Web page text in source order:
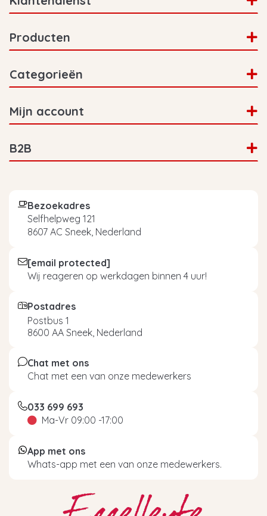
Producten
Categorieën
Mijn account
B2B
Bezoekadres
Selfhelpweg 121
8607 AC Sneek, Nederland
[email protected]
Wij reageren op werkdagen binnen 4 uur!
Postadres
Postbus 1
8600 AA Sneek, Nederland
Chat met ons
Chat met een van onze medewerkers
033 699 693
Ma-Vr 09:00 -17:00
App met ons
Whats-app met een van onze medewerkers.